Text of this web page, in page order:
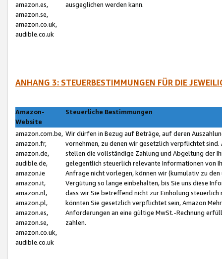
amazon.es,
amazon.se,
amazon.co.uk,
audible.co.uk
ausgeglichen werden kann.
ANHANG 3: STEUERBESTIMMUNGEN FÜR DIE
Amazon-
Website
Steuerliche Bestimmungen
amazon.com.be,
amazon.fr,
amazon.de,
audible.de,
amazon.ie
amazon.it,
amazon.nl,
amazon.pl,
amazon.es,
amazon.se,
amazon.co.uk,
audible.co.uk
Wir dürfen in Bezug auf Beträge, auf deren
vornehmen, zu denen wir gesetzlich verpflichtet
stellen die vollständige Zahlung und Abgeltung der
gelegentlich steuerlich relevante Informationen von
Anfrage nicht vorlegen, können wir (kumulativ zu
Vergütung so lange einbehalten, bis Sie uns diese
dass wir Sie betreffend nicht zur Einholung
könnten Sie gesetzlich verpflichtet sein, Amazon
Anforderungen an eine gültige MwSt.-Rechnung
zahlen.